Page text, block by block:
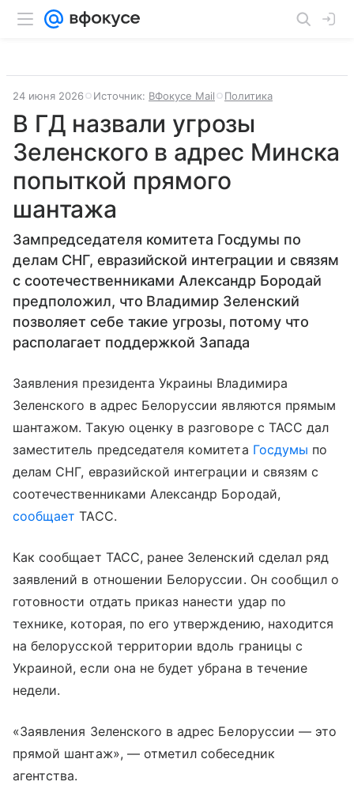
24 июня 2026 Источник: ВФокусе Mail Политика
В ГД назвали угрозы
Зеленского в адрес Минска
попыткой прямого
шантажа
Зампредседателя комитета Госдумы по
делам СНГ, евразийской интеграции и связям
с соотечественниками Александр Бородай
предположил, что Владимир Зеленский
позволяет себе такие угрозы, потому что
располагает поддержкой Запада
Заявления президента Украины Владимира
Зеленского в адрес Белоруссии являются прямым
шантажом. Такую оценку в разговоре с ТАСС дал
заместитель председателя комитета Госдумы по
делам СНГ, евразийской интеграции и связям с
соотечественниками Александр Бородай,
сообщаетТАСС.
Как сообщает ТАСС, ранее Зеленский сделал ряд
заявлений в отношении Белоруссии. Он сообщил о
готовности отдать приказ нанести удар по
технике, которая, по его утверждению, находится
на белорусской территории вдоль границы с
Украиной, если она не будет убрана в течение
недели.
«Заявления Зеленского в адрес Белоруссии — это
прямой шантаж», — отметил собеседник
агентства.